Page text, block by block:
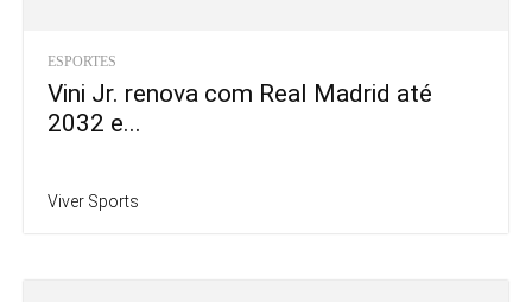
ESPORTES
Vini Jr. renova com Real Madrid até
2032 e...
Viver Sports